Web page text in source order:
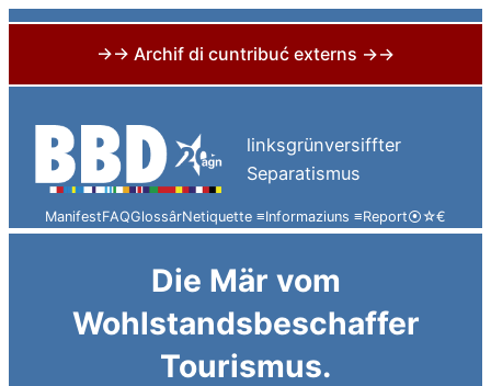
→→ Archif di cuntribuć externs →→
content
linksgrünversiffter
Separatismus
ManifestFAQGlossârNetiquette ≡Informaziuns ≡Report⦿☆€
Die Mär vom
Wohlstandsbeschaffer
Tourismus.